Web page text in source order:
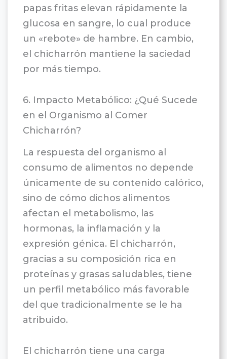
papas fritas elevan rápidamente la
glucosa en sangre, lo cual produce
un «rebote» de hambre. En cambio,
el chicharrón mantiene la saciedad
por más tiempo.
6. Impacto Metabólico: ¿Qué Sucede
en el Organismo al Comer
Chicharrón?
La respuesta del organismo al
consumo de alimentos no depende
únicamente de su contenido calórico,
sino de cómo dichos alimentos
afectan el metabolismo, las
hormonas, la inflamación y la
expresión génica. El chicharrón,
gracias a su composición rica en
proteínas y grasas saludables, tiene
un perfil metabólico más favorable
del que tradicionalmente se le ha
atribuido.
El chicharrón tiene una carga